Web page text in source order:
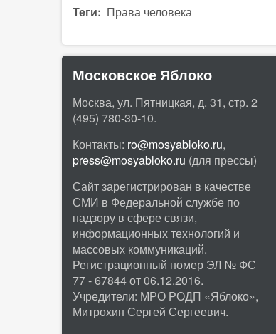
Теги Права человека
Московское Яблоко
Москва, ул. Пятницкая, д. 31, стр. 2
(495) 780-30-10.
Контакты: ro@mosyabloko.ru,
press@mosyabloko.ru (для прессы)
Сайт зарегистрирован в качестве
СМИ в Федеральной службе по
надзору в сфере связи,
информационных технологий и
массовых коммуникаций.
Регистрационный номер ЭЛ № ФС
77 - 67844 от 06.12.2016.
Учредители: МРО РОДП «Яблоко»,
Митрохин Сергей Сергеевич.